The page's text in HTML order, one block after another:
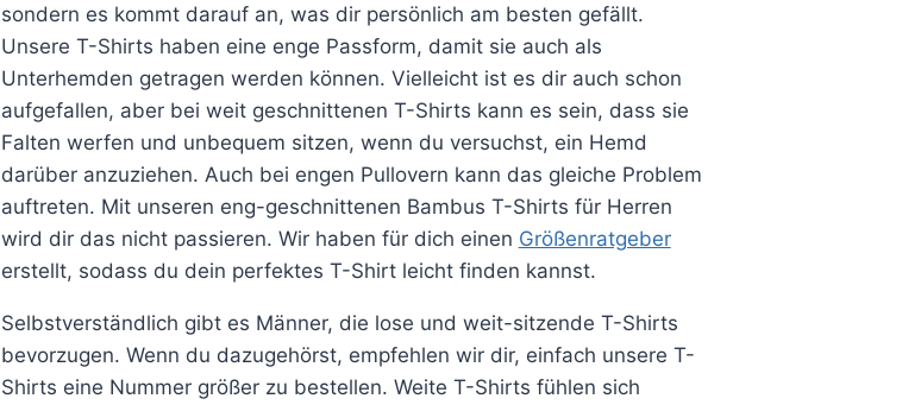
sondern es kommt darauf an, was dir persönlich am besten gefällt.
Unsere T-Shirts haben eine enge Passform, damit sie auch als
Unterhemden getragen werden können. Vielleicht ist es dir auch schon
aufgefallen, aber bei weit geschnittenen T-Shirts kann es sein, dass sie
Falten werfen und unbequem sitzen, wenn du versuchst, ein Hemd
darüber anzuziehen. Auch bei engen Pullovern kann das gleiche Problem
auftreten. Mit unseren eng-geschnittenen Bambus T-Shirts für Herren
wird dir das nicht passieren. Wir haben für dich einen Größenratgeber
erstellt, sodass du dein perfektes T-Shirt leicht finden kannst.
Selbstverständlich gibt es Männer, die lose und weit-sitzende T-Shirts
bevorzugen. Wenn du dazugehörst, empfehlen wir dir, einfach unsere T-
Shirts eine Nummer größer zu bestellen. Weite T-Shirts fühlen sich